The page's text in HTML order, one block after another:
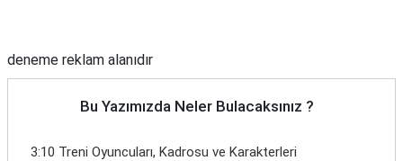
deneme reklam alanıdır
Bu Yazımızda Neler Bulacaksınız ?
3:10 Treni Oyuncuları, Kadrosu ve Karakterleri